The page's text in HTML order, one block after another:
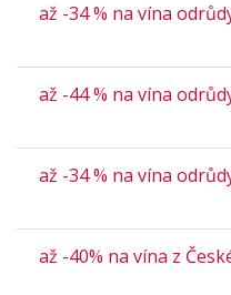
až -34 % na vína
až -44 % na vína
až -34 % na vína
až -40% na vína z